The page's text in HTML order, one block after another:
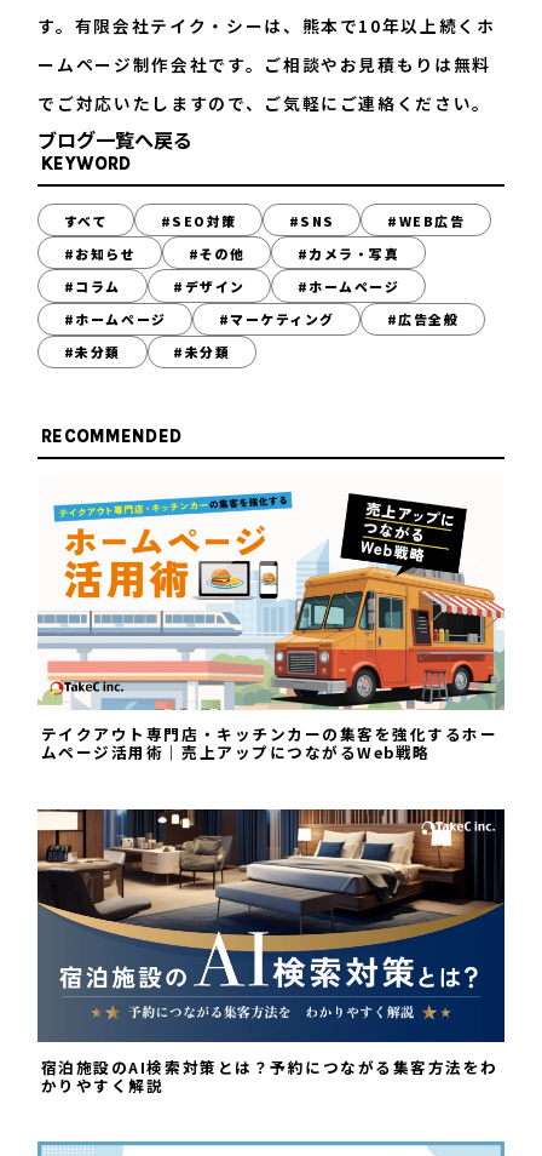
す。有限会社テイク・シーは、熊本で10年以上続くホ
ームページ制作会社です。ご相談やお見積もりは無料
でご対応いたしますので、ご気軽にご連絡ください。
ブログ一覧へ戻る
KEYWORD
すべて #SEO対策 #SNS
#WEB広告
#お知らせ
#その他
#カメラ・写真
#コラム
#デザイン
#ホームページ
#ホームページ
#マーケティング
#広告全般
#未分類
#未分類
RECOMMENDED
テイクアウト専門店・キッチンカーの集客を強化するホー
ムページ活用術｜売上アップにつながるWeb戦略
宿泊施設のAI検索対策とは？予約につながる集客方法をわ
かりやすく解説